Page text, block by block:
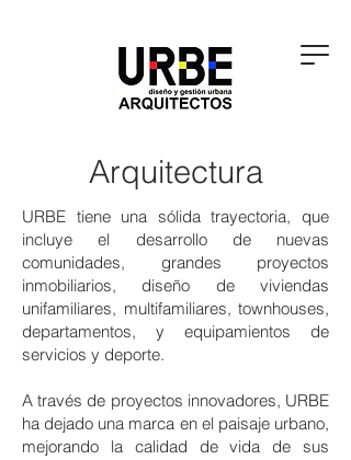
Arquitectura
URBE tiene una sólida trayectoria, que
incluye el desarrollo de nuevas
comunidades, grandes proyectos
inmobiliarios, diseño de viviendas
unifamiliares, multifamiliares, townhouses,
departamentos, y equipamientos de
servicios y deporte.
A través de proyectos innovadores, URBE
ha dejado una marca en el paisaje urbano,
mejorando la calidad de vida de sus